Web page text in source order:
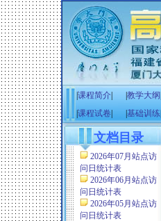
课程简介 教学大纲
课程试卷 基础训练
文档目录
2026年07月站点访
问日统计表
2026年06月站点访
问日统计表
2026年05月站点访
问日统计表